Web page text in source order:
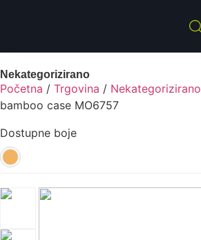
Nekategorizirano
Početna / Trgovina / Nekategorizirano
bamboo case MO6757
Dostupne boje